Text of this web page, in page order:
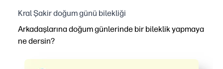
Kral Şakir doğum günü bilekliği
Arkadaşlarına doğum günlerinde bir bileklik yapmaya
ne dersin?